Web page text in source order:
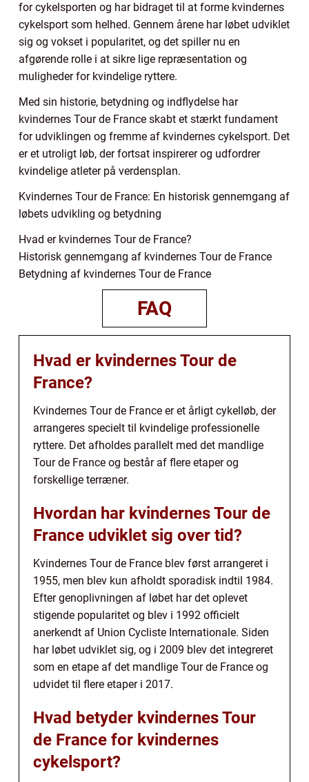
for cykelsporten og har bidraget til at forme kvindernes
cykelsport som helhed. Gennem årene har løbet udviklet
sig og vokset i popularitet, og det spiller nu en
afgørende rolle i at sikre lige repræsentation og
muligheder for kvindelige ryttere.
Med sin historie, betydning og indflydelse har
kvindernes Tour de France skabt et stærkt fundament
for udviklingen og fremme af kvindernes cykelsport. Det
er et utroligt løb, der fortsat inspirerer og udfordrer
kvindelige atleter på verdensplan.
Kvindernes Tour de France: En historisk gennemgang af
løbets udvikling og betydning
Hvad er kvindernes Tour de France?
Historisk gennemgang af kvindernes Tour de France
Betydning af kvindernes Tour de France
FAQ
Hvad er kvindernes Tour de
France?
Kvindernes Tour de France er et årligt cykelløb, der
arrangeres specielt til kvindelige professionelle
ryttere. Det afholdes parallelt med det mandlige
Tour de France og består af flere etaper og
forskellige terræner.
Hvordan har kvindernes Tour de
France udviklet sig over tid?
Kvindernes Tour de France blev først arrangeret i
1955, men blev kun afholdt sporadisk indtil 1984.
Efter genoplivningen af løbet har det oplevet
stigende popularitet og blev i 1992 officielt
anerkendt af Union Cycliste Internationale. Siden
har løbet udviklet sig, og i 2009 blev det integreret
som en etape af det mandlige Tour de France og
udvidet til flere etaper i 2017.
Hvad betyder kvindernes Tour
de France for kvindernes
cykelsport?